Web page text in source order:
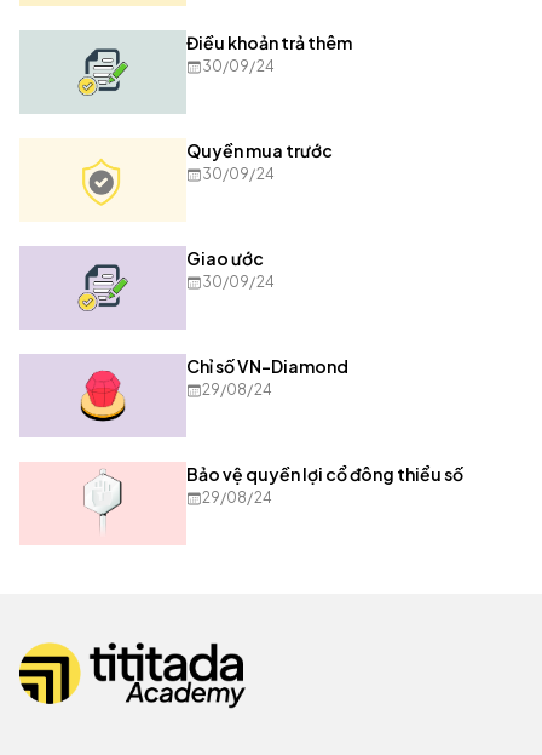
Điều khoản trả thêm
30/09/24
Quyền mua trước
30/09/24
Giao ước
30/09/24
Chỉ số VN-Diamond
29/08/24
Bảo vệ quyền lợi cổ đông thiểu số
29/08/24